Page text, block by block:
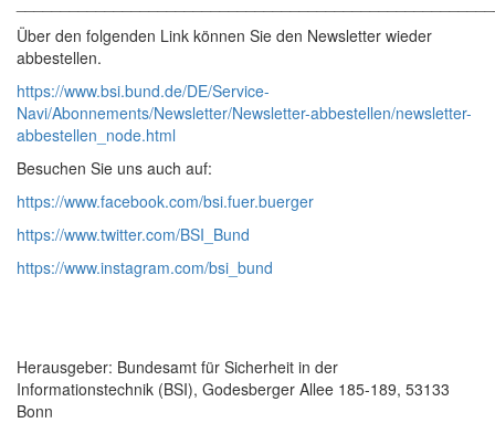
Über den folgenden Link können Sie den Newsletter wieder
abbestellen.
https://www.bsi.bund.de/DE/Service-
Navi/Abonnements/Newsletter/Newsletter-abbestellen/newsletter-
abbestellen_node.html
Besuchen Sie uns auch auf:
https://www.facebook.com/bsi.fuer.buerger
https://www.twitter.com/BSI_Bund
https://www.instagram.com/bsi_bund
Herausgeber: Bundesamt für Sicherheit in der
Informationstechnik (BSI), Godesberger Allee 185-189, 53133
Bonn